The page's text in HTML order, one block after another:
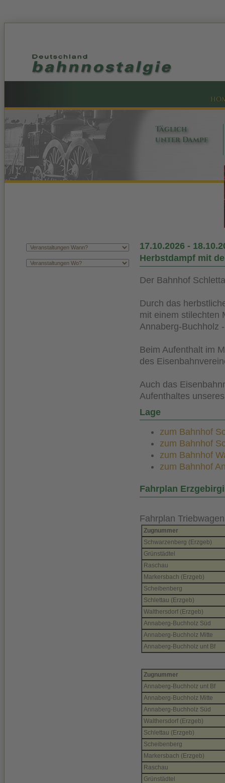
Täglich
unter Dampf
17.10.2026 -
Herbstdampf mit
Der Bahnhof
Durch das
mit einem stilechten
Annaberg-Buchholz
Beim Aufenthalt im
des
Auch das
Aufenthaltes
Lage
zum Bahnhof
zum Bahnhof
zum Bahnhof
zum Bahnhof
Fahrplan
Fahrplan
Zugnummer
Schwarzenberg (Erzgeb)
Grünstädtel
Raschau
Markersbach (Erzgeb)
Scheibenberg
Schlettau (Erzgeb)
Walthersdorf (Erzgeb)
Annaberg-Buchholz Süd
Annaberg-Buchholz Mitte
Annaberg-Buchholz unt Bf
Zugnummer
Annaberg-Buchholz unt Bf
Annaberg-Buchholz Mitte
Annaberg-Buchholz Süd
Walthersdorf (Erzgeb)
Schlettau (Erzgeb)
Scheibenberg
Markersbach (Erzgeb)
Raschau
Grünstädtel